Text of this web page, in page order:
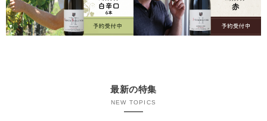
最新の特集
NEW TOPICS